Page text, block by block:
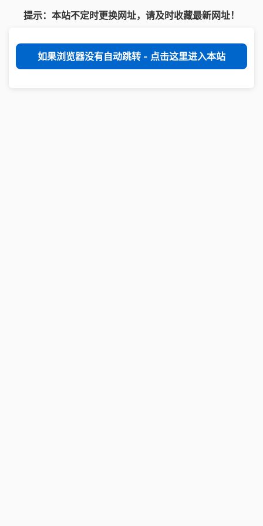
提示：本站不定时更换网址，请及时收藏最新网址！
如果浏览器没有自动跳转 - 点击这里进入本站